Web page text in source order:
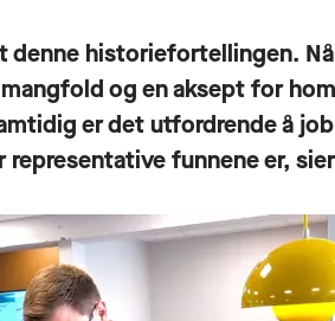
historiefortellingen.
og en aksept for
er det utfordrende å
representative funnene er,